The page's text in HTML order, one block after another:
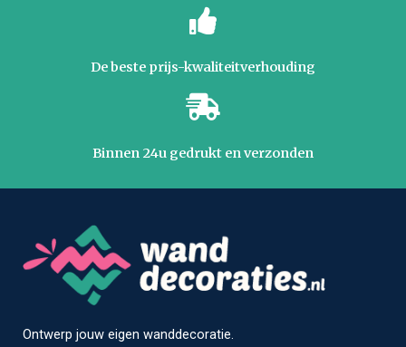
De beste prijs-kwaliteitverhouding
Binnen 24u gedrukt en verzonden
Ontwerp jouw eigen wanddecoratie.